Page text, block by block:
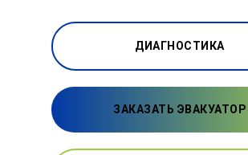
ДИАГНОСТИКА
ЗАКАЗАТЬ ЭВАКУАТОР